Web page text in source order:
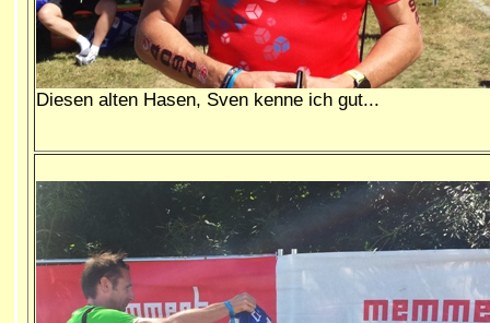
Diesen alten Hasen, Sven kenne ich gut...